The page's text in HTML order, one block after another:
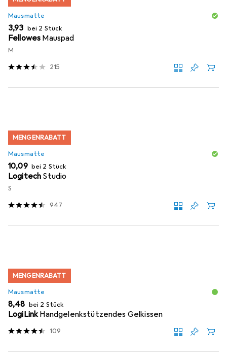
Mausmatte
EUR
3,93 bei 2 Stück
Fellowes Mauspad
M
215
MENGENRABATT
Mausmatte
EUR
10,09 bei 2 Stück
Logitech Studio
S
947
MENGENRABATT
Mausmatte
EUR
8,48 bei 2 Stück
LogiLinkHandgelenkstützendes Gelkissen
109